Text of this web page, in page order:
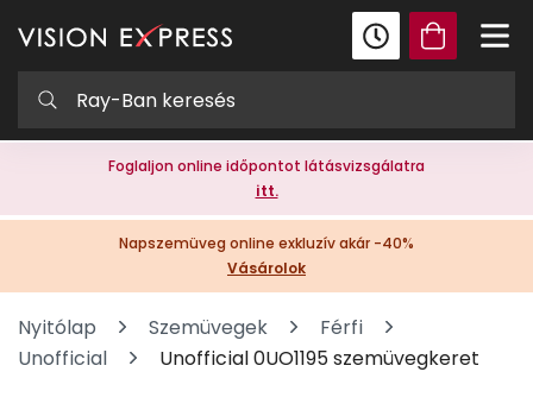
Foglaljon online időpontot látásvizsgálatra
itt.
Napszemüveg online exkluzív akár -40%
Vásárolok
Nyitólap Szemüvegek
Férfi
Unofficial
Unofficial 0UO1195 szemüvegkeret